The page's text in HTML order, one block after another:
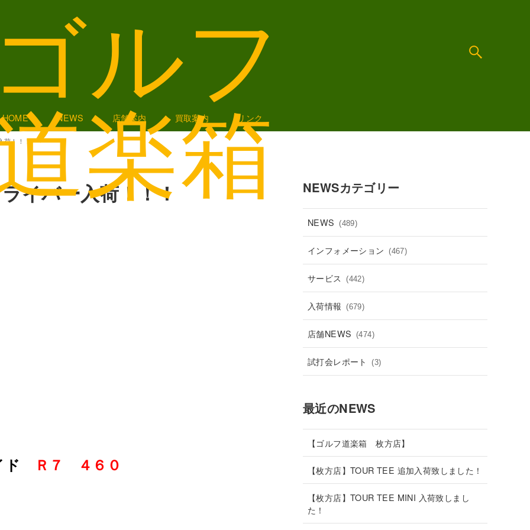
HOME NEWS 店舗案内 買取案内 リンク
荷！！！
イバー入荷！！！
ド Ｒ７ ４６０
NEWSカテゴリー
NEWS (489)
インフォメーション (467)
サービス (442)
入荷情報 (679)
店舗NEWS (474)
試打会レポート (3)
最近のNEWS
【ゴルフ道楽箱 枚方店】
【枚方店】TOUR TEE 追加入荷致しました！
【枚方店】TOUR TEE MINI 入荷致しまし
た！